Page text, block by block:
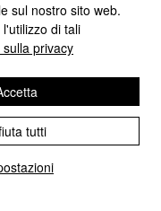
sul nostro sito web.
di tali
privacy
tutti